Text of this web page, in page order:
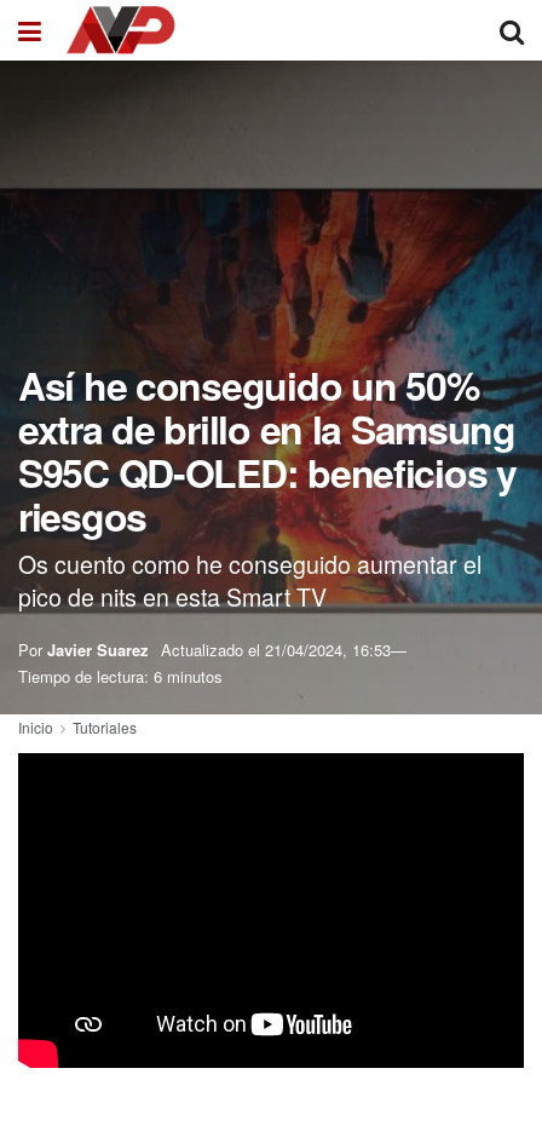
Así he conseguido un 50%
extra de brillo en la Samsung
S95C QD-OLED: beneficios y
riesgos
Os cuento como he conseguido aumentar el
pico de nits en esta Smart TV
Por Javier Suarez Actualizado el 21/04/2024, 16:53
Tiempo de lectura: 6 minutos
Inicio Tutoriales